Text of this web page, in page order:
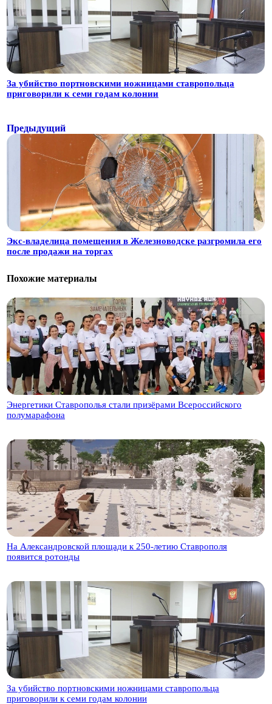
За убийство портновскими ножницами ставропольца
приговорили к семи годам колонии
Предыдущий
Экс-владелица помещения в Железноводске разгромила его
после продажи на торгах
Похожие материалы
Энергетики Ставрополья стали призёрами Всероссийского
полумарафона
На Александровской площади к 250-летию Ставрополя
появится ротонды
За убийство портновскими ножницами ставропольца
приговорили к семи годам колонии